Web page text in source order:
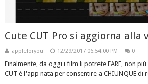
Cute CUT Pro si aggiorna alla
appleforyou 12/29/2017 06:54:00 PM 0
Finalmente, da oggi i film li potrete FARE, non più
CUT é l'app nata per consentire a CHIUNQUE di